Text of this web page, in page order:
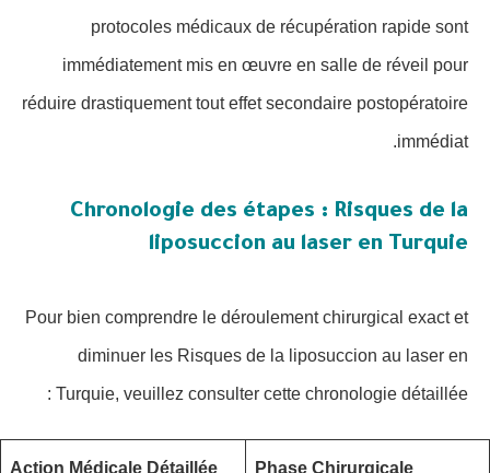
protocoles médicaux de récupération rapide sont
immédiatement mis en œuvre en salle de réveil pour
réduire drastiquement tout effet secondaire postopératoire
immédiat.
Chronologie des étapes : Risques de la
liposuccion au laser en Turquie
Pour bien comprendre le déroulement chirurgical exact et
diminuer les Risques de la liposuccion au laser en
Turquie, veuillez consulter cette chronologie détaillée :
Phase Chirurgicale
Action Médicale Détaillée